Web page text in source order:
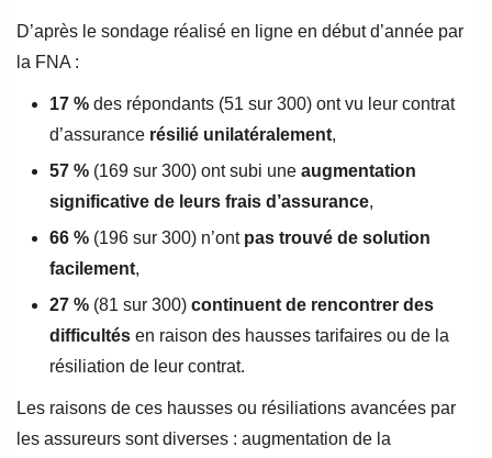
D’après le sondage réalisé en ligne en début d’année par
la FNA :
17 % des répondants (51 sur 300) ont vu leur contrat
d’assurance résilié unilatéralement,
57 % (169 sur 300) ont subi une augmentation
significative de leurs frais d’assurance,
66 % (196 sur 300) n’ont pas trouvé de solution
facilement,
27 % (81 sur 300) continuent de rencontrer des
difficultés en raison des hausses tarifaires ou de la
résiliation de leur contrat.
Les raisons de ces hausses ou résiliations avancées par
les assureurs sont diverses : augmentation de la